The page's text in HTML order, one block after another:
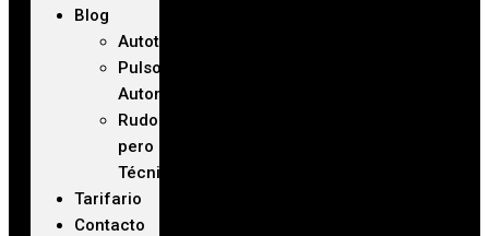
Blog
Autoteca
Pulso
Automotriz
Rudo
pero
Técnico
Tarifario
Contacto